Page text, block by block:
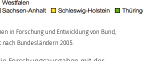
in Forschung und Entwicklung von Bund,
Bundesländern 2005.